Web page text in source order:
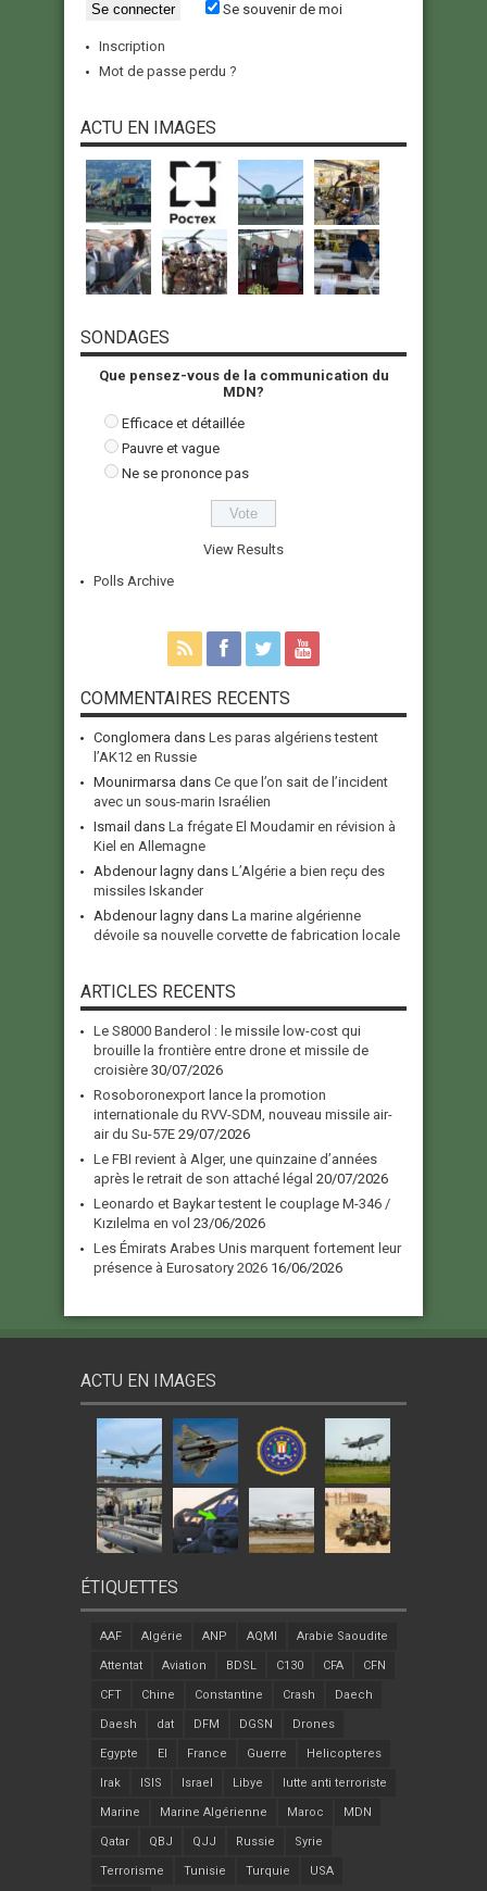
Se souvenir de moi
Inscription
Mot de passe perdu ?
ACTU EN IMAGES
SONDAGES
Que pensez-vous de la communication du
MDN?
Efficace et détaillée
Pauvre et vague
Ne se prononce pas
View Results
Polls Archive
COMMENTAIRES RECENTS
Conglomera dans Les paras algériens testent
l’AK12 en Russie
Mounirmarsa dans Ce que l’on sait de l’incident
avec un sous-marin Israélien
Ismail dans La frégate El Moudamir en révision à
Kiel en Allemagne
Abdenour lagny dans L’Algérie a bien reçu des
missiles Iskander
Abdenour lagny dans La marine algérienne
dévoile sa nouvelle corvette de fabrication locale
ARTICLES RECENTS
Le S8000 Banderol : le missile low-cost qui
brouille la frontière entre drone et missile de
croisière 30/07/2026
Rosoboronexport lance la promotion
internationale du RVV-SDM, nouveau missile air-
air du Su-57E 29/07/2026
Le FBI revient à Alger, une quinzaine d’années
après le retrait de son attaché légal 20/07/2026
Leonardo et Baykar testent le couplage M-346 /
Kızılelma en vol 23/06/2026
Les Émirats Arabes Unis marquent fortement leur
présence à Eurosatory 2026 16/06/2026
ACTU EN IMAGES
ÉTIQUETTES
AAF Algérie ANP AQMI Arabie Saoudite
Attentat Aviation BDSL C130 CFA CFN
CFT Chine Constantine Crash Daech
Daesh dat DFM DGSN Drones
Egypte EI France Guerre Helicopteres
Irak ISIS Israel Libye lutte anti terroriste
Marine Marine Algérienne Maroc MDN
Qatar QBJ QJJ Russie Syrie
Terrorisme Tunisie Turquie USA